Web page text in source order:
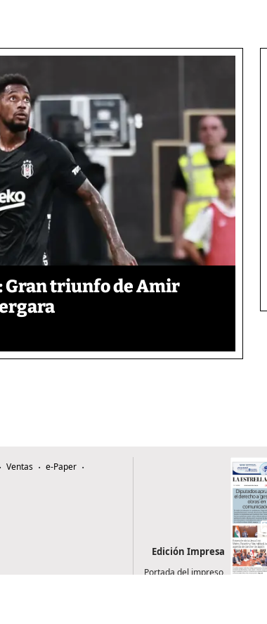
Gran triunfo de Amir
Ventas
e-Paper
Edición Impresa
Portada del impreso